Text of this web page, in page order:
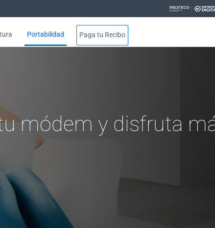
Portabilidad Paga tu Recibo
tu módem Telnor - Hogar
módem y disfruta